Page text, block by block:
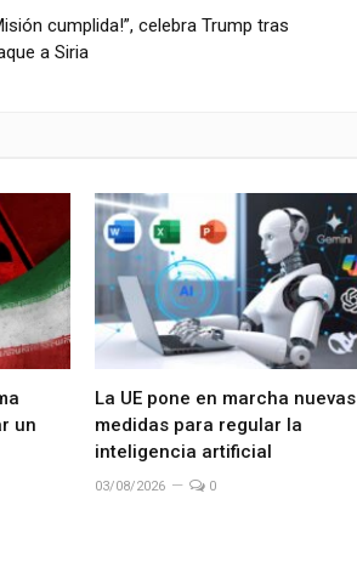
cumplida!”, celebra Trump tras
a Siria
un
La UE pone en marcha nuevas
medidas para regular la
inteligencia artificial
03/08/2026 0